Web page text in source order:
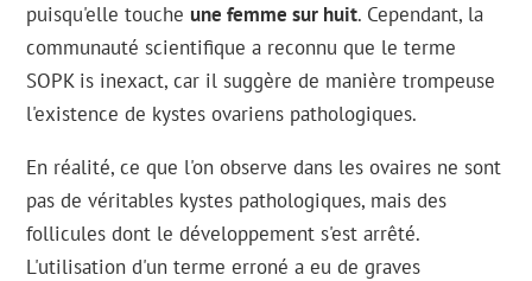
puisqu'elle touche une femme sur huit. Cependant, la
communauté scientifique a reconnu que le terme
SOPK is inexact, car il suggère de manière trompeuse
l'existence de kystes ovariens pathologiques.
En réalité, ce que l'on observe dans les ovaires ne sont
pas de véritables kystes pathologiques, mais des
follicules dont le développement s'est arrêté.
L'utilisation d'un terme erroné a eu de graves